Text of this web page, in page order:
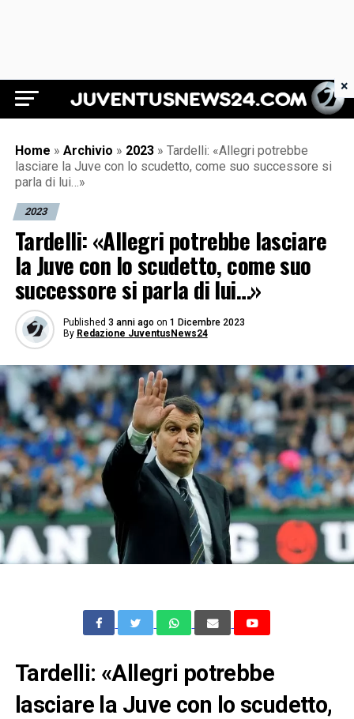
Juventus News 24
Home » Archivio » 2023 » Tardelli: «Allegri potrebbe
lasciare la Juve con lo scudetto, come suo successore si
parla di lui…»
2023
Tardelli: «Allegri potrebbe lasciare
la Juve con lo scudetto, come suo
successore si parla di lui…»
Published 3 anni ago on 1 Dicembre 2023
By Redazione JuventusNews24
Tardelli: «Allegri potrebbe
lasciare la Juve con lo scudetto,
×